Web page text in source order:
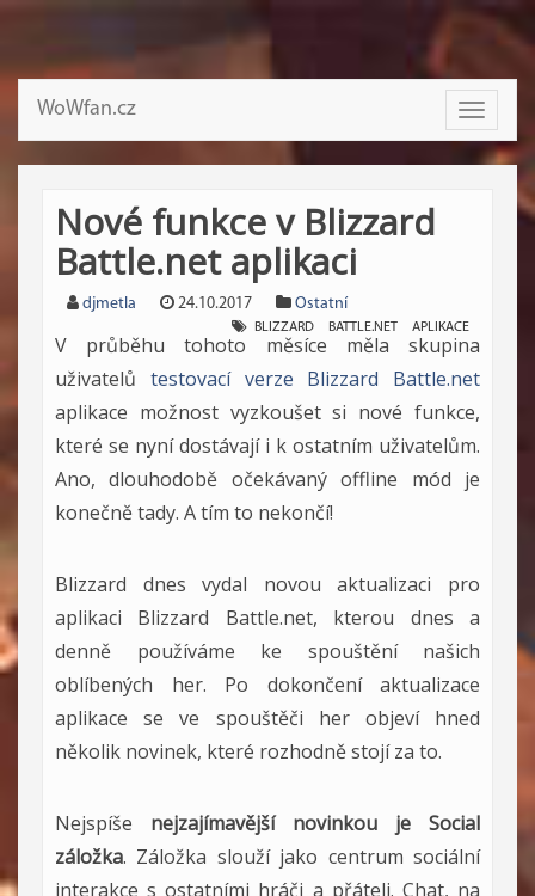
Toggle
WoWfan.cz
Nové funkce v Blizzard
Battle.net aplikaci
djmetla 24.10.2017 Ostatní
BLIZZARD BATTLE.NET APLIKACE
V průběhu tohoto měsíce měla skupina
uživatelů testovací verze Blizzard Battle.net
aplikace možnost vyzkoušet si nové funkce,
které se nyní dostávají i k ostatním uživatelům.
Ano, dlouhodobě očekávaný offline mód je
konečně tady. A tím to nekončí!
Blizzard dnes vydal novou aktualizaci pro
aplikaci Blizzard Battle.net, kterou dnes a
denně používáme ke spouštění našich
oblíbených her. Po dokončení aktualizace
aplikace se ve spouštěči her objeví hned
několik novinek, které rozhodně stojí za to.
Nejspíše nejzajímavější novinkou je
Social
záložka. Záložka slouží jako centrum sociální
interakce s ostatními hráči a přáteli. Chat, na